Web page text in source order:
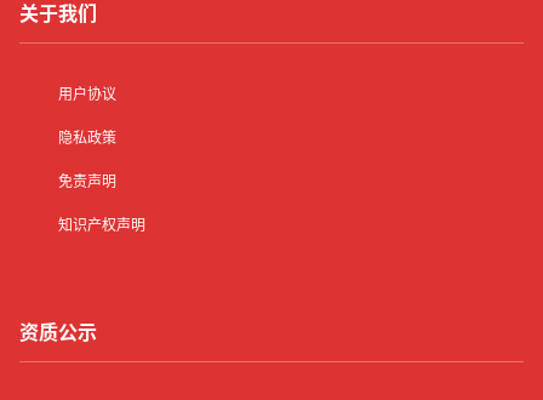
关于我们
用户协议
隐私政策
免责声明
知识产权声明
资质公示